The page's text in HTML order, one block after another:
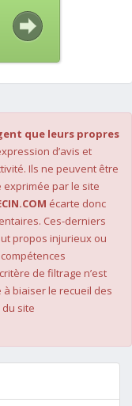
que leurs propres
d’avis et
Ils ne peuvent être
exprimée par le site
écarte donc
Ces-derniers
propos injurieux ou
de filtrage n’est
biaiser le recueil des
site